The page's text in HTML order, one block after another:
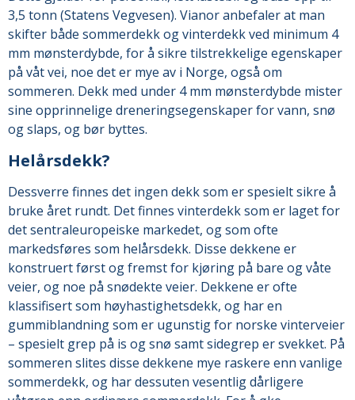
3,5 tonn (Statens Vegvesen). Vianor anbefaler at man
skifter både sommerdekk og vinterdekk ved minimum 4
mm mønsterdybde, for å sikre tilstrekkelige egenskaper
på våt vei, noe det er mye av i Norge, også om
sommeren. Dekk med under 4 mm mønsterdybde mister
sine opprinnelige dreneringsegenskaper for vann, snø
og slaps, og bør byttes.
Helårsdekk?
Dessverre finnes det ingen dekk som er spesielt sikre å
bruke året rundt. Det finnes vinterdekk som er laget for
det sentraleuropeiske markedet, og som ofte
markedsføres som helårsdekk. Disse dekkene er
konstruert først og fremst for kjøring på bare og våte
veier, og noe på snødekte veier. Dekkene er ofte
klassifisert som høyhastighetsdekk, og har en
gummiblandning som er ugunstig for norske vinterveier
– spesielt grep på is og snø samt sidegrep er svekket. På
sommeren slites disse dekkene mye raskere enn vanlige
sommerdekk, og har dessuten vesentlig dårligere